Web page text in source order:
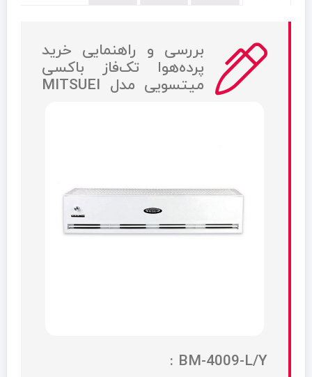
بررسی و راهنمایی خرید
پرده‌هوا تک‌فاز باکسی
میتسویی مدل MITSUEI
BM-4009-L/Y :